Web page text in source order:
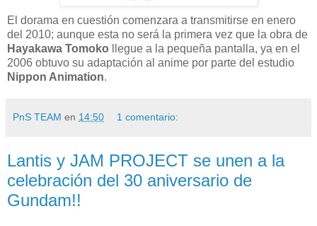
El dorama en cuestión comenzara a transmitirse en enero
del 2010; aunque esta no será la primera vez que la obra de
Hayakawa Tomoko llegue a la pequeña pantalla, ya en el
2006 obtuvo su adaptación al anime por parte del estudio
Nippon Animation.
PnS TEAM en 14:50 1 comentario:
Lantis y JAM PROJECT se unen a la
celebración del 30 aniversario de
Gundam!!